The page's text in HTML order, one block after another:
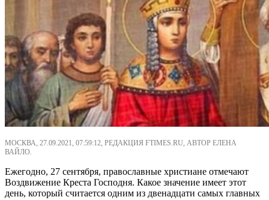
МОСКВА, 27.09.2021, 07:59:12, РЕДАКЦИЯ FTIMES.RU, АВТОР ЕЛЕНА
ВАЙЛО.
Ежегодно, 27 сентября, православные христиане отмечают
Воздвижение Креста Господня. Какое значение имеет этот
день, который считается одним из двенадцати самых главных